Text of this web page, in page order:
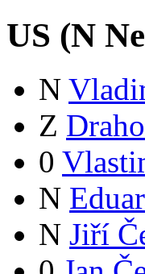
US (N
N
Z
0
N
N Jiří